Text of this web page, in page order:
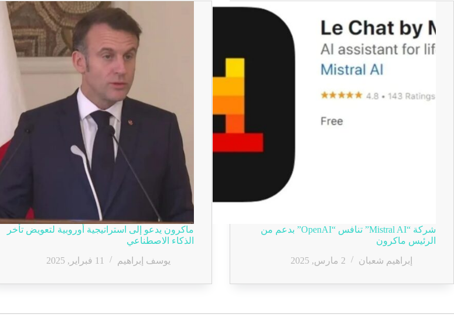
شركة “Mistral AI” تنافس “OpenAI” بدعم من
الرئيس ماكرون
إبراهيم شعبان
2 مارس, 2025
ماكرون يدعو إلى استراتيجية أوروبية لتعويض تأخر
الذكاء الاصطناعي
يوسف إبراهيم
11 فبراير, 2025